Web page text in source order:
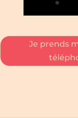
Je prends